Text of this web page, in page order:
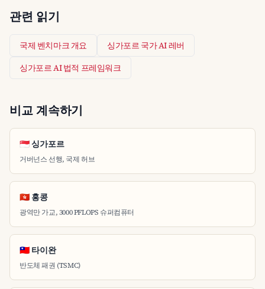
관련 읽기
국제 벤치마크 개요
싱가포르 국가 AI 레버
싱가포르 AI 법적 프레임워크
비교 계속하기
🇸🇬 싱가포르
거버넌스 선행, 국제 허브
🇭🇰 홍콩
광역만 가교, 3000 PFLOPS 슈퍼컴퓨터
🇹🇼 타이완
반도체 패권 (TSMC)